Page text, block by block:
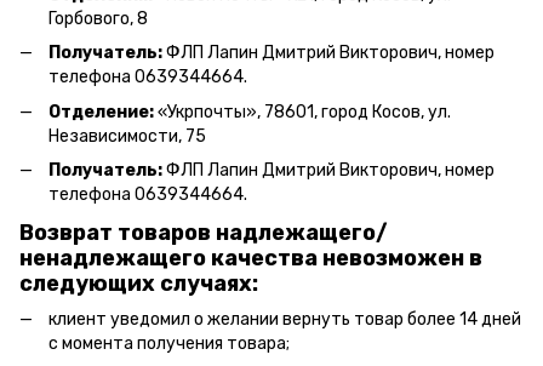
Горбового, 8
Получатель:ФЛП Лапин Дмитрий Викторович, номер
телефона 0639344664.
Отделение:«Укрпочты», 78601, город Косов, ул.
Независимости, 75
Получатель:ФЛП Лапин Дмитрий Викторович, номер
телефона 0639344664.
Возврат товаров надлежащего/
ненадлежащего качества невозможен в
следующих случаях:
клиент уведомил о желании вернуть товар более 14 дней
с момента получения товара;